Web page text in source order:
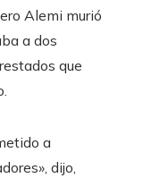
Alemi murió
a dos
que
a
dijo,